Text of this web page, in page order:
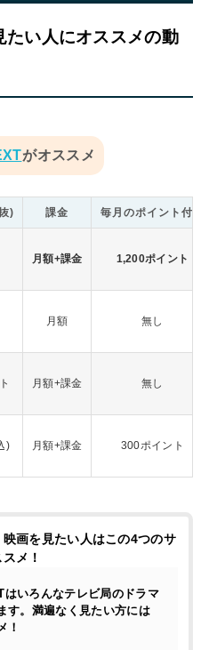
たい人にオススメの動
) 課金 毎月のポイント付与
月額+課金 1,200ポイント
月額 無し
月額+課金 無し
) 月額+課金 300ポイント
映画を見たい人はこの4つのサ
メ！
はいろんなテレビ局のドラマ
す。満遍なく見たい方には
！